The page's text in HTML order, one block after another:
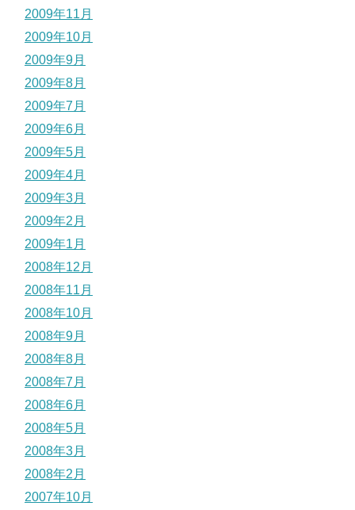
2009年11月
2009年10月
2009年9月
2009年8月
2009年7月
2009年6月
2009年5月
2009年4月
2009年3月
2009年2月
2009年1月
2008年12月
2008年11月
2008年10月
2008年9月
2008年8月
2008年7月
2008年6月
2008年5月
2008年3月
2008年2月
2007年10月